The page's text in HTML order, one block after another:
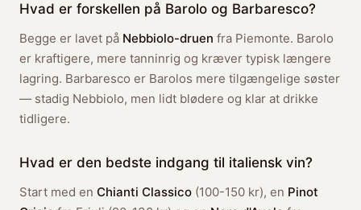
Hvad er forskellen på Barolo og Barbaresco?
Begge er lavet på Nebbiolo-druen fra Piemonte. Barolo
er kraftigere, mere tanninrig og kræver typisk længere
lagring. Barbaresco er Barolos mere tilgængelige søster
— stadig Nebbiolo, men lidt blødere og klar at drikke
tidligere.
Hvad er den bedste indgang til italiensk vin?
Start med en Chianti Classico (100-150 kr), en Pinot